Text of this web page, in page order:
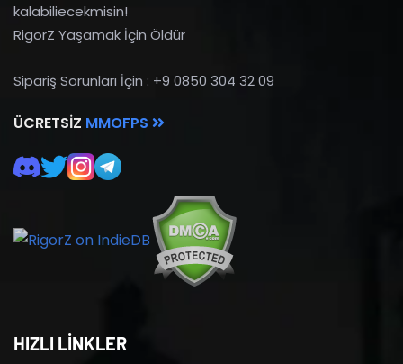
kalabiliecekmisin!
RigorZ Yaşamak İçin Öldür
Sipariş Sorunları İçin : +9 0850 304 32 09
ÜCRETSIZ MMOFPS
HIZLI LİNKLER